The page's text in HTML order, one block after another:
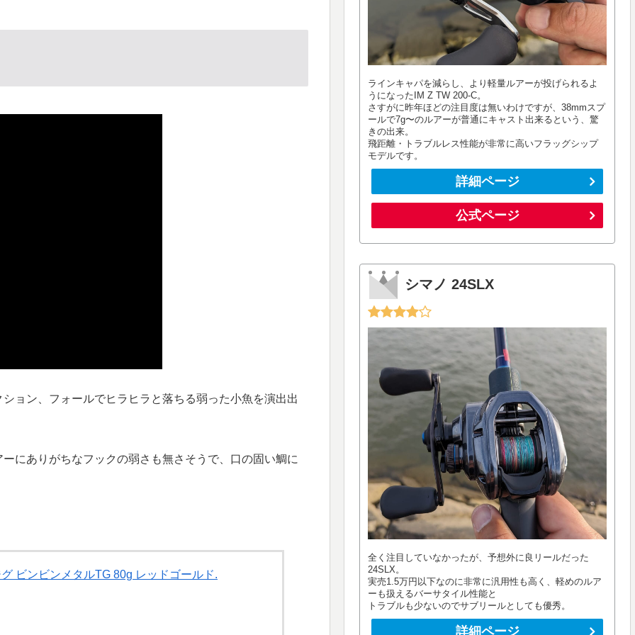
ョン、フォールでヒラヒラと落ちる弱った小魚を演出出
にありがちなフックの弱さも無さそうで、口の固い鯛に
ビンビンメタルTG 80g レッドゴールド.
ラインキャパを減らし、より軽量ルアーが投げられるよ
うになったIM Z TW 200-C。
さすがに昨年ほどの注目度は無いわけですが、38mmスプ
ールで7g〜のルアーが普通にキャスト出来るという、驚
きの出来。
飛距離・トラブルレス性能が非常に高いフラッグシップ
モデルです。
詳細ページ
公式ページ
シマノ 24SLX
全く注目していなかったが、予想外に良リールだった
24SLX。
実売1.5万円以下なのに非常に汎用性も高く、軽めのルア
ーも扱えるバーサタイル性能と
トラブルも少ないのでサブリールとしても優秀。
詳細ページ